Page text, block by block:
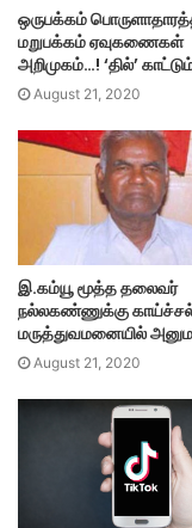
ஒருபக்கம்
மறுபக்கம் ஏவுகணைகள்
அறிமுகம்…! ‘தில்’
August 21, 2020
இ.கம்யூ மூத்த தலைவர்
நல்லகண்ணுக்கு
மருத்துவமனையில்
August 21, 2020